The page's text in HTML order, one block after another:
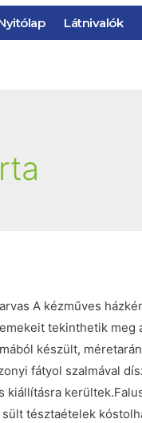
Látnivalók
A kézműves
tekinthetik meg
készült,
fátyol szalmával
kiállításra
tésztaételek